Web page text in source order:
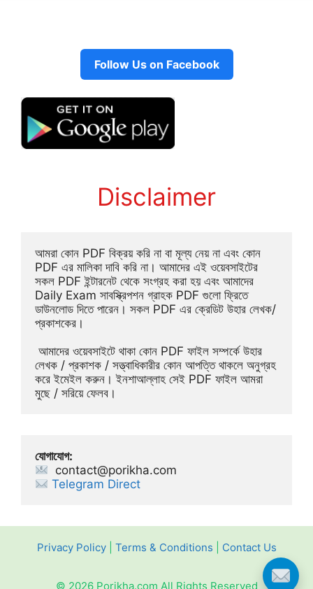
Follow Us on Facebook
Disclaimer
আমরা কোন PDF বিক্রয় করি না বা মূল্য নেয় না এবং কোন
PDF এর মালিকা দাবি করি না। আমাদের এই ওয়েবসাইটের
সকল PDF ইন্টারনেট থেকে সংগ্রহ করা হয় এবং আমাদের
Daily Exam সাবস্ক্রিপশন গ্রাহক PDF গুলো ফ্রিতে
ডাউনলোড দিতে পারেন। সকল PDF এর ক্রেডিট উহার লেখক/
প্রকাশকের।
লেখক / প্রকাশক / সত্ত্বাধিকারীর কোন আপত্তি থাকলে অনুগ্রহ
করে ইমেইল করুন। ইনশাআল্লাহ সেই PDF ফাইল আমরা
মুছে / সরিয়ে ফেলব।
যোগাযোগ:
contact@porikha.com
Telegram Direct
Privacy Policy| Terms & Conditions Contact Us
© 2026 Porikha.com All Rights Reserved